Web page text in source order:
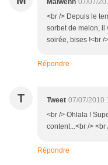
Maiwenn 07/07/
<br /> Depuis le
sorbet de melon, il
soirée, bises !<br /
Répondre
T Tweet 07/07/2010
<br /> Ohlala !
content...<br /> <br
Répondre